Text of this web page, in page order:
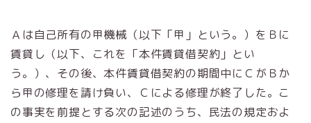
Ａは自己所有の甲機械（以下「甲」という。）をＢに
賃貸し（以下、これを「本件賃貸借契約」とい
う。）、その後、本件賃貸借契約の期間中にＣがＢか
ら甲の修理を請け負い、Ｃによる修理が終了した。こ
の事実を前提とする次の記述のうち、民法の規定およ